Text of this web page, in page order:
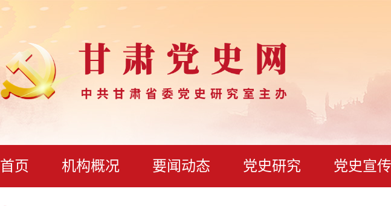
首页 机构概况 要闻动态 党史研究 党史宣传